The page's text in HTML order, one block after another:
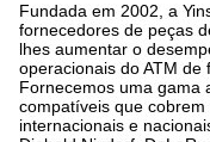
Fundada em 2002, a
fornecedores de peças
lhes aumentar o
operacionais do ATM de
Fornecemos uma gama
compatíveis que
internacionais e